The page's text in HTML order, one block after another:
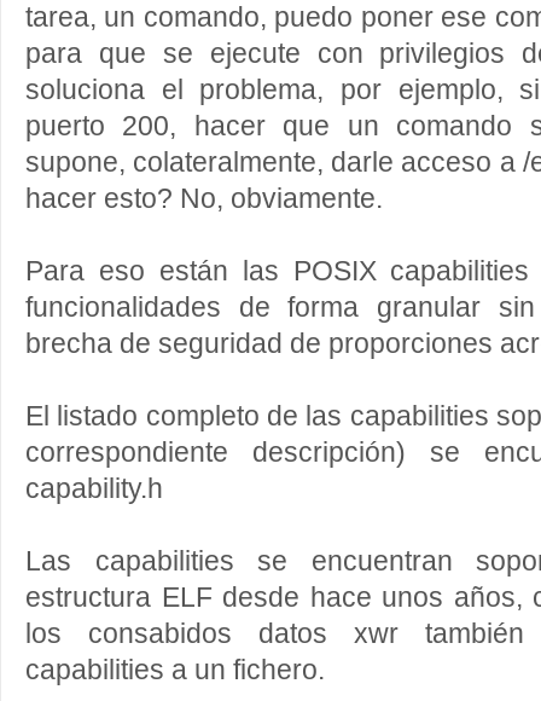
tarea, un comando, puedo poner ese
para que se ejecute con privilegios
soluciona el problema, por ejemplo,
puerto 200, hacer que un comando
supone, colateralmente, darle acceso a /
hacer esto? No, obviamente.
Para eso están las POSIX
funcionalidades de forma granular
brecha de seguridad de proporciones
El listado completo de las capabilities
correspondiente descripción) se
capability.h
Las capabilities se encuentran
estructura ELF desde hace unos años,
los consabidos datos xwr
capabilities a un fichero.